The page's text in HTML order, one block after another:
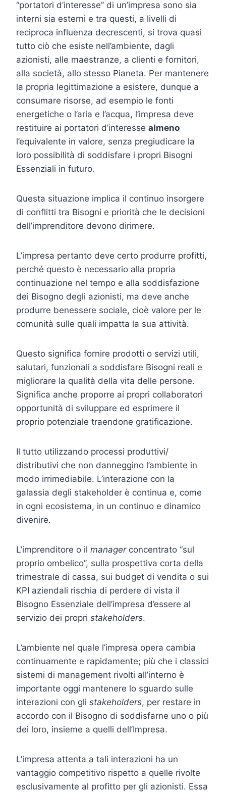
“portatori d’interesse” di un’impresa sono sia
interni sia esterni e tra questi, a livelli di
reciproca influenza decrescenti, si trova quasi
tutto ciò che esiste nell’ambiente, dagli
azionisti, alle maestranze, a clienti e fornitori,
alla società, allo stesso Pianeta. Per mantenere
la propria legittimazione a esistere, dunque a
consumare risorse, ad esempio le fonti
energetiche o l’aria e l’acqua, l’impresa deve
restituire ai portatori d’interesse almeno
l’equivalente in valore, senza pregiudicare la
loro possibilità di soddisfare i propri Bisogni
Essenziali in futuro.
Questa situazione implica il continuo insorgere
di conflitti tra Bisogni e priorità che le decisioni
dell’imprenditore devono dirimere.
L’impresa pertanto deve certo produrre profitti,
perché questo è necessario alla propria
continuazione nel tempo e alla soddisfazione
dei Bisogno degli azionisti, ma deve anche
produrre benessere sociale, cioè valore per le
comunità sulle quali impatta la sua attività.
Questo significa fornire prodotti o servizi utili,
salutari, funzionali a soddisfare Bisogni reali e
migliorare la qualità della vita delle persone.
Significa anche proporre ai propri collaboratori
opportunità di sviluppare ed esprimere il
proprio potenziale traendone gratificazione.
Il tutto utilizzando processi produttivi/
distributivi che non danneggino l’ambiente in
modo irrimediabile. L’interazione con la
galassia degli stakeholder è continua e, come
in ogni ecosistema, in un continuo e dinamico
divenire.
L’imprenditore o il managerconcentrato “sul
proprio ombelico”, sulla prospettiva corta della
trimestrale di cassa, sui budget di vendita o sui
KPI aziendali rischia di perdere di vista il
Bisogno Essenziale dell’impresa d’essere al
servizio dei propri stakeholders.
L’ambiente nel quale l’impresa opera cambia
continuamente e rapidamente; più che i classici
sistemi di management rivolti all’interno è
importante oggi mantenere lo sguardo sulle
interazioni con gli stakeholders, per restare in
accordo con il Bisogno di soddisfarne uno o più
dei loro, insieme a quelli dell’Impresa.
L’impresa attenta a tali interazioni ha un
vantaggio competitivo rispetto a quelle rivolte
esclusivamente al profitto per gli azionisti. Essa